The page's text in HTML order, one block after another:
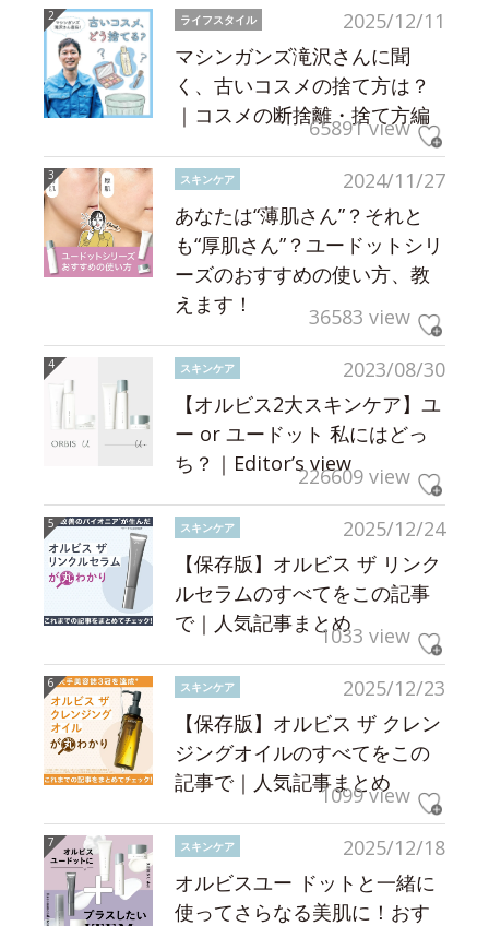
2025/12/11
ライフスタイル
マシンガンズ滝沢さんに聞
く、古いコスメの捨て方は？
｜コスメの断捨離・捨て方編
65891 view
2024/11/27
スキンケア
あなたは“薄肌さん”？それと
も“厚肌さん”？ユードットシリ
ーズのおすすめの使い方、教
えます！
36583 view
2023/08/30
スキンケア
【オルビス2大スキンケア】ユ
ー or ユードット 私にはどっ
ち？｜Editor’s view226609 view
2025/12/24
スキンケア
【保存版】オルビス ザ リンク
ルセラムのすべてをこの記事
で｜人気記事まとめ1033 view
2025/12/23
スキンケア
【保存版】オルビス ザ クレン
ジングオイルのすべてをこの
記事で｜人気記事まとめ
1099 view
2025/12/18
スキンケア
オルビスユー ドットと一緒に
使ってさらなる美肌に！おす